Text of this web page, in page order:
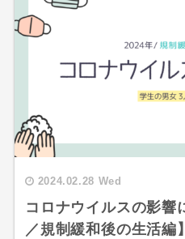
2024.02.28 Wed
コロナウイルスの影響
／規制緩和後の生活編】